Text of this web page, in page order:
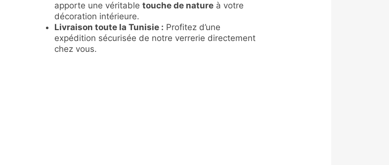
apporte une véritable touche de natureà votre
décoration intérieure.
Livraison toute la Tunisie : Profitez d’une
expédition sécurisée de notre verrerie directement
chez vous.